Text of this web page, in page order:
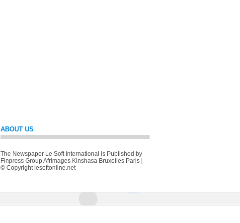
ABOUT US
The Newspaper Le Soft International is Published by
Finpress Group Afrimages Kinshasa Bruxelles Paris |
© Copyright lesoftonline.net